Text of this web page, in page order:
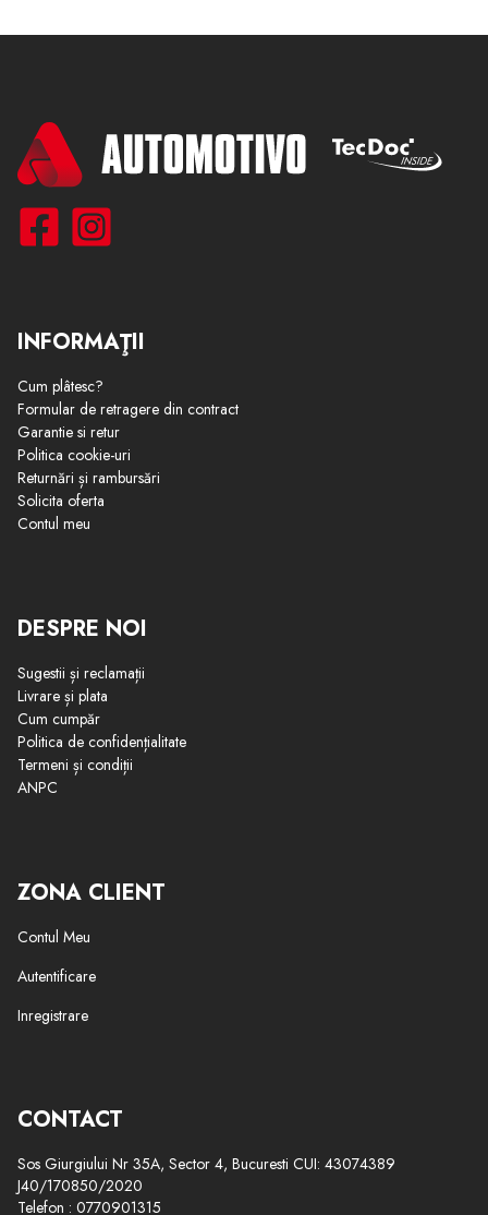
INFORMAŢII
Cum plâtesc?
Formular de retragere din contract
Garantie si retur
Politica cookie-uri
Returnări și rambursări
Solicita oferta
Contul meu
DESPRE NOI
Sugestii și reclamații
Livrare și plata
Cum cumpăr
Politica de confidențialitate
Termeni și condiții
ANPC
ZONA CLIENT
Contul Meu
Autentificare
Inregistrare
CONTACT
Sos Giurgiului Nr 35A, Sector 4, Bucuresti CUI: 43074389
J40/170850/2020
Telefon : 0770901315